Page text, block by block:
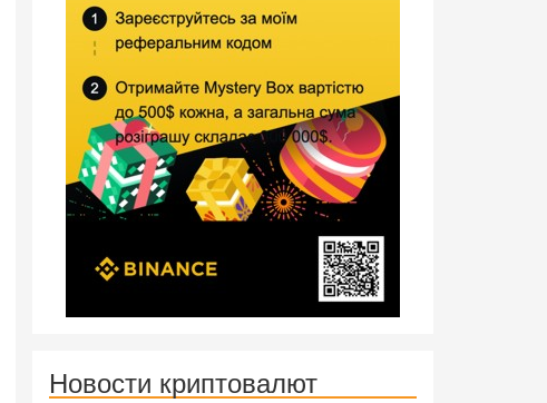
Новости криптовалют